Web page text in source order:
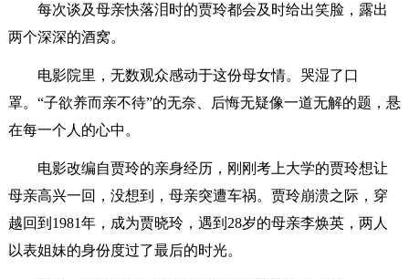
每次谈及母亲快落泪时的贾玲都会及时给出笑脸，露出
两个深深的酒窝。
电影院里，无数观众感动于这份母女情。哭湿了口
罩。“子欲养而亲不待”的无奈、后悔无疑像一道无解的题，悬
在每一个人的心中。
电影改编自贾玲的亲身经历，刚刚考上大学的贾玲想让
母亲高兴一回，没想到，母亲突遭车祸。贾玲崩溃之际，穿
越回到1981年，成为贾晓玲，遇到28岁的母亲李焕英，两人
以表姐妹的身份度过了最后的时光。